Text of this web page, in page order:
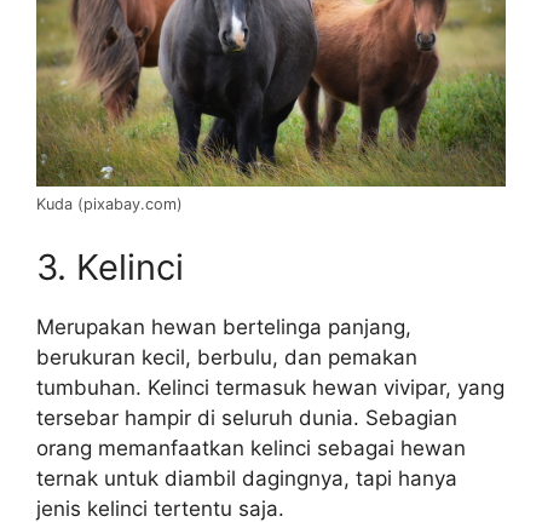
Kuda (pixabay.com)
3. Kelinci
Merupakan hewan bertelinga panjang,
berukuran kecil, berbulu, dan pemakan
tumbuhan. Kelinci termasuk hewan vivipar, yang
tersebar hampir di seluruh dunia. Sebagian
orang memanfaatkan kelinci sebagai hewan
ternak untuk diambil dagingnya, tapi hanya
jenis kelinci tertentu saja.